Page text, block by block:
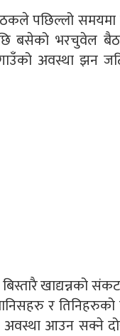
पछिल्लो
बसेको भरचुवेल
अवस्था झन
खाद्यन्नको संकट
र तिनिहरुको
आउन सक्ने